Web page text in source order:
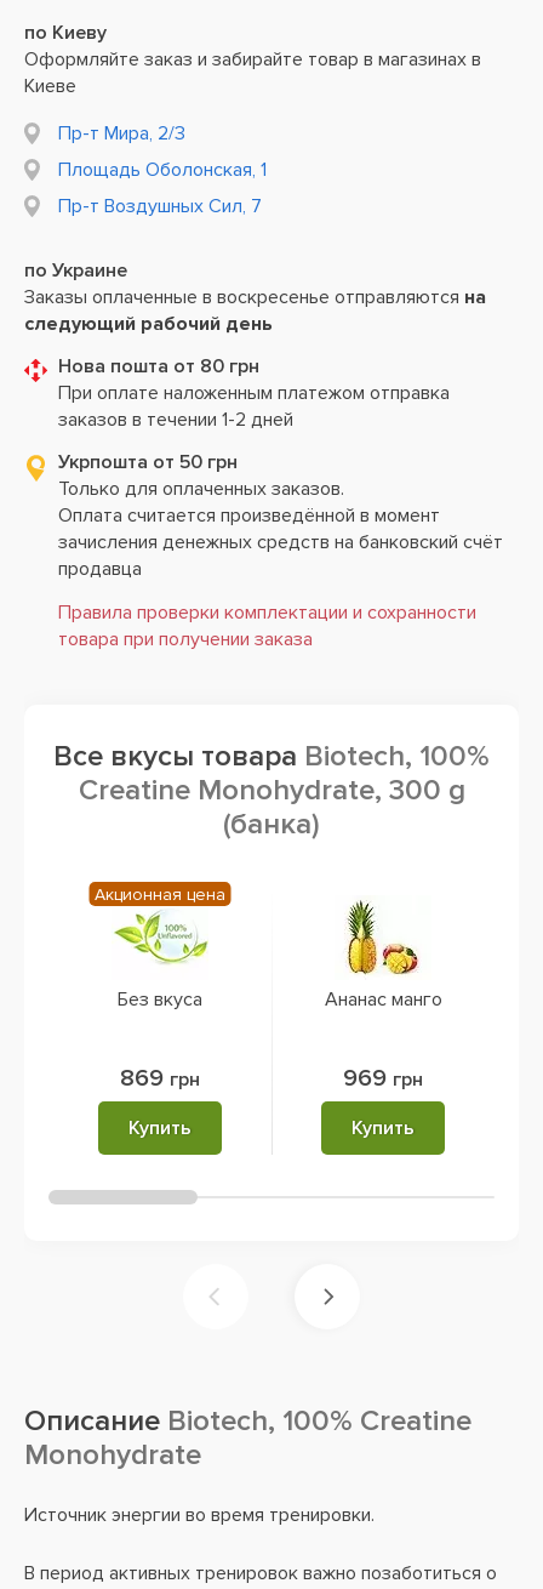
по Киеву
Оформляйте заказ и забирайте товар в магазинах в
Киеве
Пр-т Мира, 2/3
Площадь Оболонская, 1
Пр-т Воздушных Сил, 7
по Украине
Заказы оплаченные в воскресенье отправляются на
следующий рабочий день
Нова пошта от 80 грн
При оплате наложенным платежом отправка
заказов в течении 1-2 дней
Укрпошта от 50 грн
Только для оплаченных заказов.
Оплата считается произведённой в момент
зачисления денежных средств на банковский счёт
продавца
Правила проверки комплектации и сохранности
товара при получении заказа
Все вкусы товара Biotech, 100%
Creatine Monohydrate, 300 g
(банка)
Без вкуса
869 грн
Купить
Акционная цена
Ананас манго
969 грн
Купить
Описание Biotech, 100% Creatine
Monohydrate
Источник энергии во время тренировки.
В период активных тренировок важно позаботиться о